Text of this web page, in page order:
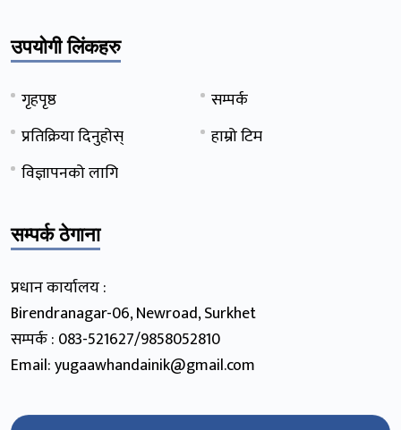
उपयोगी लिंकहरु
गृहपृष्ठ
सम्पर्क
प्रतिक्रिया दिनुहोस्
हाम्रो टिम
विज्ञापनको लागि
सम्पर्क ठेगाना
प्रधान कार्यालय :
Birendranagar-06, Newroad, Surkhet
सम्पर्क : 083-521627/9858052810
Email: yugaawhandainik@gmail.com